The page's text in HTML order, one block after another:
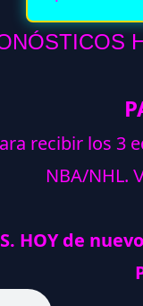
recibir los 3
NBA/NHL.
HOY de